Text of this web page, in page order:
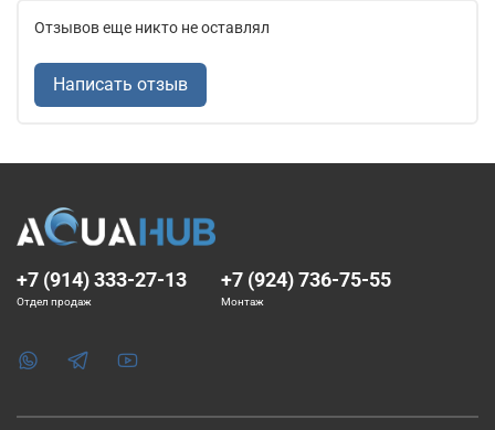
Отзывов еще никто не оставлял
Написать отзыв
+7 (914) 333-27-13
Отдел продаж
+7 (924) 736-75-55
Монтаж